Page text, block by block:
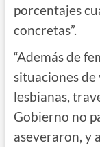
porcentajes
concretas”.
“Además de
situaciones
lesbianas,
Gobierno no
aseveraron, y